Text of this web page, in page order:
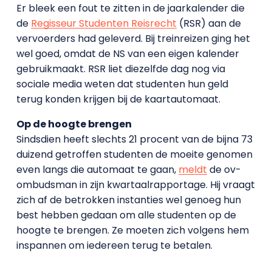
Er bleek een fout te zitten in de jaarkalender die
de Regisseur Studenten Reisrecht (RSR) aan de
vervoerders had geleverd. Bij treinreizen ging het
wel goed, omdat de NS van een eigen kalender
gebruikmaakt. RSR liet diezelfde dag nog via
sociale media weten dat studenten hun geld
terug konden krijgen bij de kaartautomaat.
Op de hoogte brengen
Sindsdien heeft slechts 21 procent van de bijna 73
duizend getroffen studenten de moeite genomen
even langs die automaat te gaan, meldt de ov-
ombudsman in zijn kwartaalrapportage. Hij vraagt
zich af de betrokken instanties wel genoeg hun
best hebben gedaan om alle studenten op de
hoogte te brengen. Ze moeten zich volgens hem
inspannen om iedereen terug te betalen.